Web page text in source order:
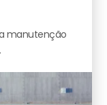
manutenção